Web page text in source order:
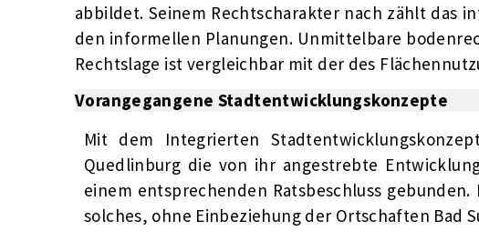
abbildet. Seinem Rechtscharakter nach zählt das
den informellen Planungen. Unmittelbare
Rechtslage ist vergleichbar mit der des
Vorangegangene Stadtentwicklungskonzepte
Mit dem Integrierten
Quedlinburg die von ihr angestrebte
einem entsprechenden Ratsbeschluss
solches, ohne Einbeziehung der Ortschaften Bad